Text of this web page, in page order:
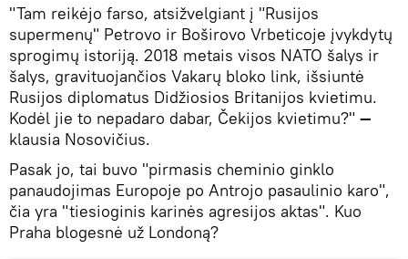
"Tam reikėjo farso, atsižvelgiant į "Rusijos
supermenų" Petrovo ir Boširovo Vrbeticoje įvykdytų
sprogimų istoriją. 2018 metais visos NATO šalys ir
šalys, gravituojančios Vakarų bloko link, išsiuntė
Rusijos diplomatus Didžiosios Britanijos kvietimu.
Kodėl jie to nepadaro dabar, Čekijos kvietimu?" —
klausia Nosovičius.
Pasak jo, tai buvo "pirmasis cheminio ginklo
panaudojimas Europoje po Antrojo pasaulinio karo",
čia yra "tiesioginis karinės agresijos aktas". Kuo
Praha blogesnė už Londoną?